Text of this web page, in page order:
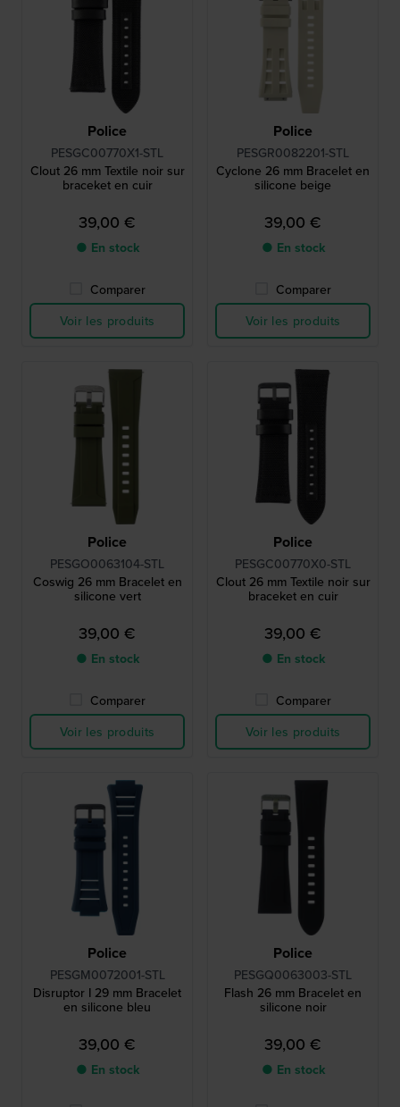
Police
PESGC00770X1-STL
Clout 26 mm Textile noir sur
braceket en cuir
39,00 €
● En stock
Comparer
Voir les produits
Police
PESGR0082201-STL
Cyclone 26 mm Bracelet en
silicone beige
39,00 €
● En stock
Comparer
Voir les produits
Police
PESGO0063104-STL
Coswig 26 mm Bracelet en
silicone vert
39,00 €
● En stock
Comparer
Voir les produits
Police
PESGC00770X0-STL
Clout 26 mm Textile noir sur
braceket en cuir
39,00 €
● En stock
Comparer
Voir les produits
Police
PESGM0072001-STL
Disruptor I 29 mm Bracelet
en silicone bleu
39,00 €
● En stock
Police
PESGQ0063003-STL
Flash 26 mm Bracelet en
silicone noir
39,00 €
● En stock